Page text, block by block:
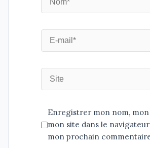
Enregistrer mon nom,
mon site dans le
mon prochain